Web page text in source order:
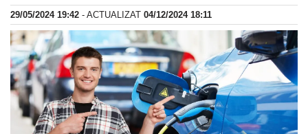
29/05/2024 19:42 - ACTUALIZAT 04/12/2024 18:11